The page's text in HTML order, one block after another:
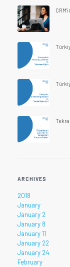
ARCHIVES
2018
January
January 2
January 8
January 11
January 22
January 24
February